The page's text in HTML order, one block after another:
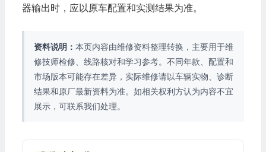
器输出时，应以原车配置和实测结果为准。
资料说明： 本页内容由维修资料整理转换，主要用于维
修技师检修、线路核对和学习参考。不同年款、配置和
市场版本可能存在差异，实际维修请以车辆实物、诊断
结果和原厂最新资料为准。如相关权利方认为内容不宜
展示，可联系我们处理。